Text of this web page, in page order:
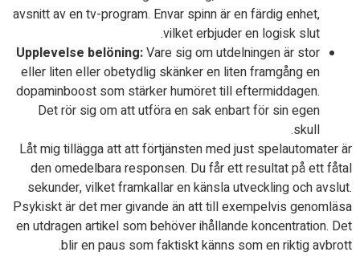
avsnitt av en tv-program. Envar spinn är en färdig enhet,
vilket erbjuder en logisk slut.
Upplevelse belöning:Vare sig om utdelningen är stor
eller liten eller obetydlig skänker en liten framgång en
dopaminboost som stärker humöret till eftermiddagen.
Det rör sig om att utföra en sak enbart för sin egen
skull.
Låt mig tillägga att att förtjänsten med just spelautomater är
den omedelbara responsen. Du får ett resultat på ett fåtal
sekunder, vilket framkallar en känsla utveckling och avslut.
Psykiskt är det mer givande än att till exempelvis genomläsa
en utdragen artikel som behöver ihållande koncentration. Det
blir en paus som faktiskt känns som en riktig avbrott.